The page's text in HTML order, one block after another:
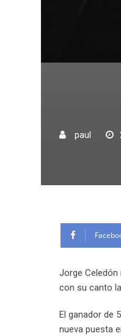
paul
Jorge
con su canto
El ganador de
nueva puesta